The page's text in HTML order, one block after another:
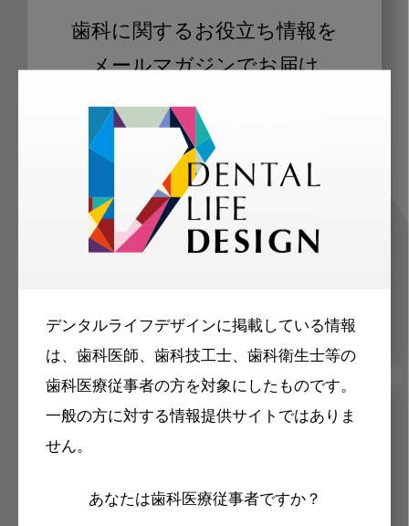
デンタルライフデザインに掲載している情報
は、歯科医師、歯科技工士、歯科衛生士等の
歯科医療従事者の方を対象にしたものです。
一般の方に対する情報提供サイトではありま
せん。
あなたは歯科医療従事者ですか？
歯科に関するお役立ち情報を
メールマガジンでお届け
ご登録いただいた職種（歯科医師、歯
科衛生士、歯科技工士）に合わせた内
容のメールマガジンをお届けします。
メリット